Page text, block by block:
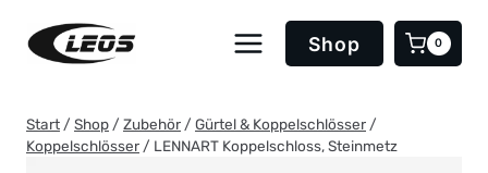
Inhalt
springen
Shop 0
Start / Shop / Zubehör / Gürtel & Koppelschlösser /
Koppelschlösser / LENNART Koppelschloss, Steinmetz